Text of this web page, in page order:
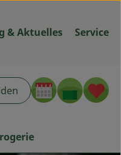
& Aktuelles Service